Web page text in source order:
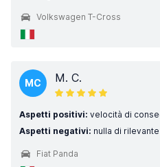
Volkswagen T-Cross
MC M. C.
Aspetti positivi: velocità di
Aspetti negativi: nulla di rilevante
Fiat Panda